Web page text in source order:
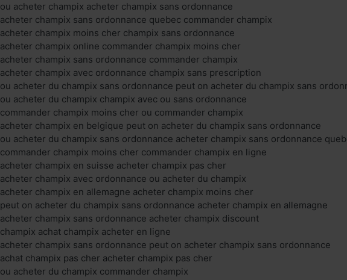
ou acheter champix acheter champix sans ordonnance
acheter champix sans ordonnance quebec commander champix
acheter champix moins cher champix sans ordonnance
acheter champix online commander champix moins cher
acheter champix sans ordonnance commander champix
acheter champix avec ordonnance champix sans prescription
ou acheter du champix sans ordonnance peut on acheter du champix sans
ou acheter du champix champix avec ou sans ordonnance
commander champix moins cher ou commander champix
acheter champix en belgique peut on acheter du champix sans ordonnance
ou acheter du champix sans ordonnance acheter champix sans ordonnance
commander champix moins cher commander champix en ligne
acheter champix en suisse acheter champix pas cher
acheter champix avec ordonnance ou acheter du champix
acheter champix en allemagne acheter champix moins cher
peut on acheter du champix sans ordonnance acheter champix en allemagne
acheter champix sans ordonnance acheter champix discount
champix achat champix acheter en ligne
acheter champix sans ordonnance peut on acheter champix sans ordonnance
achat champix pas cher acheter champix pas cher
ou acheter du champix commander champix